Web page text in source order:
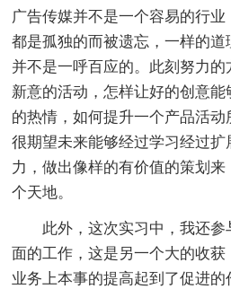
广告传媒并不是一个容易的行
都是孤独的而被遗忘，一样的
并不是一呼百应的。此刻努力
新意的活动，怎样让好的创意
的热情，如何提升一个产品活
很期望未来能够经过学习经过
力，做出像样的有价值的策划
个天地。
此外，这次实习中，我还
面的工作，这是另一个大的收获
业务上本事的提高起到了促进